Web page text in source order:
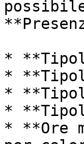
*
*
*
*
* **Ore